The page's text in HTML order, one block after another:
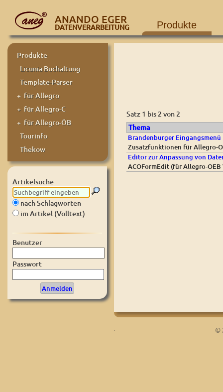
ANANDO EGER
DATENVERARBEITUNG Produkte
Produkte
Licunia Buchaltung
Template-Parser
+ für Allegro
+ für Allegro-C
+ für Allegro-ÖB
Tourinfo
Thekow
Artikelsuche
nach Schlagworten
im Artikel (Volltext)
Benutzer
Passwort
Satz 1 bis 2 von 2
Thema
Brandenburger
Zusatzfunktionen für Allegro-
Editor zur Anpassung von
ACOFormEdit (für Allegro-OEB
. ©